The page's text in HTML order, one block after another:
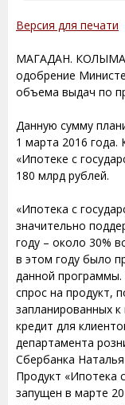
Версия для печати
МАГАДАН.
одобрение
объема выдач по
Данную сумму
1 марта 2016
«Ипотеке с
180 млрд рублей.
«Ипотека с
значительно
году – около 30%
в этом году было
данной
спрос на продукт,
запланированных
кредит для
департамента
Сбербанка
Продукт «Ипотека
запущен в марте